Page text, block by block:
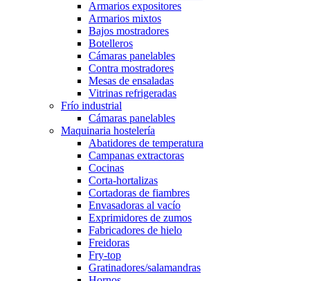
Armarios expositores
Armarios mixtos
Bajos mostradores
Botelleros
Cámaras panelables
Contra mostradores
Mesas de ensaladas
Vitrinas refrigeradas
Frío industrial
Cámaras panelables
Maquinaria hostelería
Abatidores de temperatura
Campanas extractoras
Cocinas
Corta-hortalizas
Cortadoras de fiambres
Envasadoras al vacío
Exprimidores de zumos
Fabricadores de hielo
Freidoras
Fry-top
Gratinadores/salamandras